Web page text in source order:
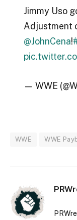
Jimmy Uso
Adjustment
@JohnCena!
— WWE
WWE WWE